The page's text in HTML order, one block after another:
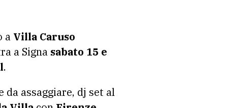
a Villa Caruso
a Signa sabato 15 e
.
da assaggiare, dj set al